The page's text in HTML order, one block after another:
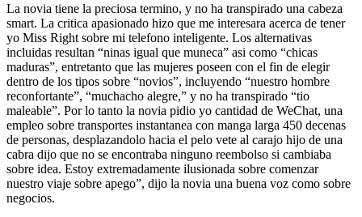
La novia tiene la preciosa termino, y no ha transpirado una cabeza
smart. La critica apasionado hizo que me interesara acerca de tener
yo Miss Right sobre mi telefono inteligente. Los alternativas
incluidas resultan “ninas igual que muneca” asi­ como “chicas
maduras”, entretanto que las mujeres poseen con el fin de elegir
dentro de los tipos sobre “novios”, incluyendo “nuestro hombre
reconfortante”, “muchacho alegre,” y no ha transpirado “tio
maleable”. Por lo tanto la novia pidio yo cantidad de WeChat, una
empleo sobre transportes instantanea con manga larga 450 decenas
de personas, desplazandolo hacia el pelo vete al carajo hijo de una
cabra dijo que no se encontraba ninguno reembolso si cambiaba
sobre idea. Estoy extremadamente ilusionada sobre comenzar
nuestro viaje sobre apego”, dijo la novia una buena voz como sobre
negocios.